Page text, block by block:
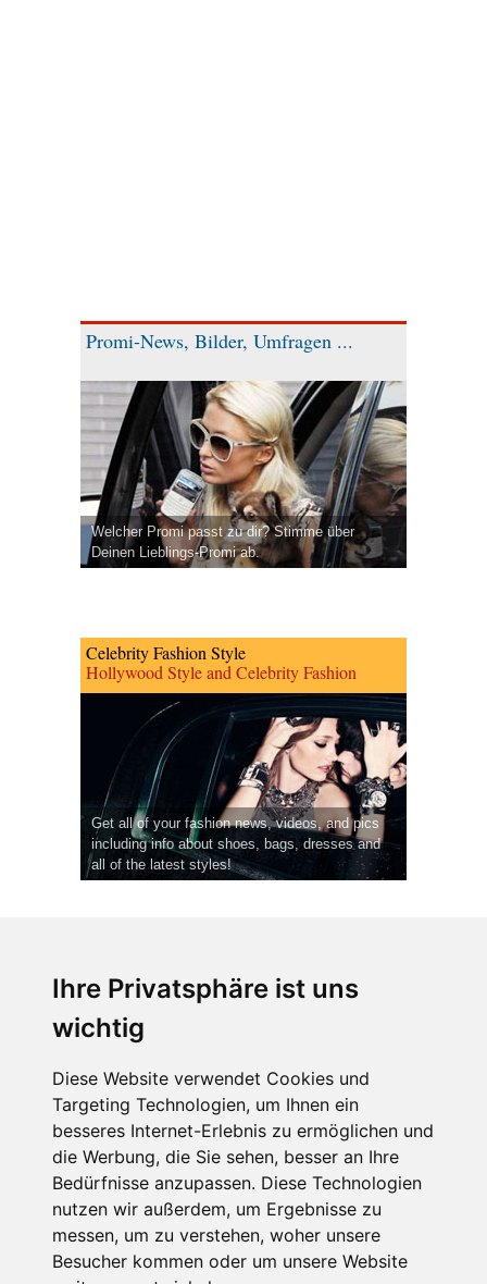
Ihre Privatsphäre ist uns
wichtig
Diese Website verwendet Cookies und
Targeting Technologien, um Ihnen ein
besseres Internet-Erlebnis zu ermöglichen und
die Werbung, die Sie sehen, besser an Ihre
Bedürfnisse anzupassen. Diese Technologien
nutzen wir außerdem, um Ergebnisse zu
messen, um zu verstehen, woher unsere
Besucher kommen oder um unsere Website
Promi-News, Bilder, Umfragen ...
Welcher Promi passt zu dir? Stimme über
Deinen Lieblings-Promi ab.
Celebrity Fashion Style
Hollywood Style and Celebrity Fashion
Get all of your fashion news, videos, and pics
including info about shoes, bags, dresses and
all of the latest styles!
CPost.org© 2013-2023 The Celebrity Post.
Terms of Use Privacy | Cookies Policy( Einstellungen ändern
About Us
Advertising
Contact Us